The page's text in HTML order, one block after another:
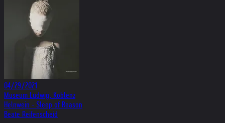
04/29/2021
Museum Ludwig, Koblenz
Helnwein - Sleep of Reason
Beate Reifenscheid